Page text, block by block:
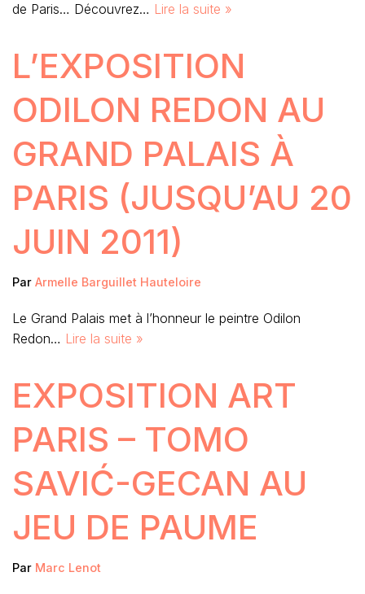
de Paris… Découvrez… Lire la suite »
L’EXPOSITION
ODILON REDON AU
GRAND PALAIS À
PARIS (JUSQU’AU 20
JUIN 2011)
Par Armelle Barguillet Hauteloire
Le Grand Palais met à l’honneur le peintre Odilon
Redon… Lire la suite »
EXPOSITION ART
PARIS – TOMO
SAVIĆ-GECAN AU
JEU DE PAUME
Par Marc Lenot